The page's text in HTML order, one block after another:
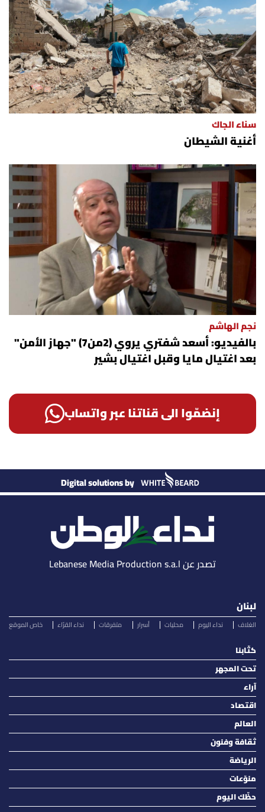
سناء الجاك
أغنية الشيطان
نجم الهاشم
بالفيديو: أسعد شفتري يروي (2من7) "جهاز الأمن"
بعد اغتيال مايا وقبل اغتيال بشير
إنضمّوا الى قناتنا عبر واتساب
Digital solutions by
تصدر عن Lebanese Media Production s.a.l
لبنان
الغلاف نداء اليوم محليات أسرار متفرقات نداء القرّاء خاص الموقع
كتّابنا
تحت المجهر
آراء
اقتصاد
العالم
ثقافة وفنون
الرياضة
منوّعات
حظّك اليوم